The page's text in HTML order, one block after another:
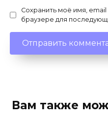
Сохранить моё имя, email
браузере для
Вам также